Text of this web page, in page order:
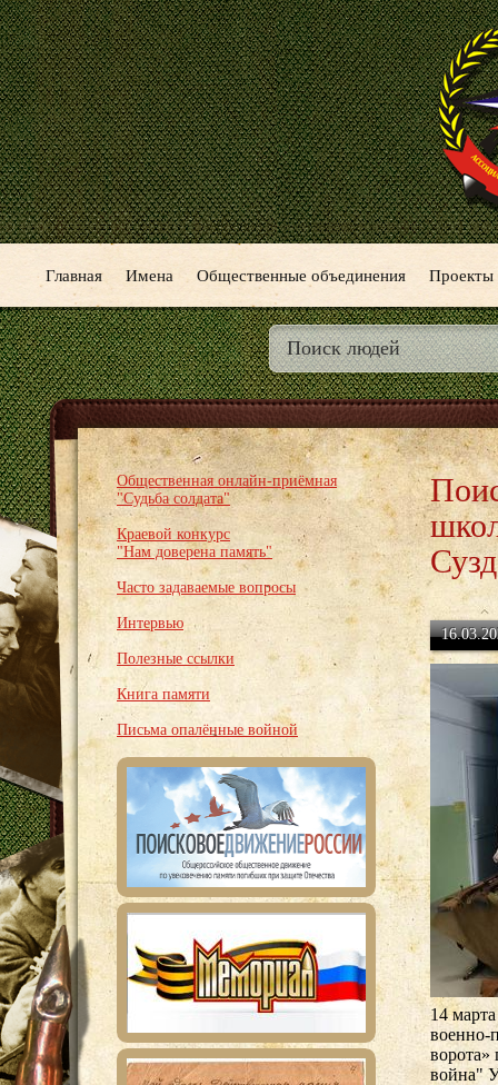
Главная Имена Общественные объединения Проекты
Общественная онлайн-приёмная
"Судьба солдата"
Краевой конкурс
"Нам доверена память"
Часто задаваемые вопросы
Интервью
Полезные ссылки
Книга памяти
Письма опалённые войной
14
военно-
ворота»
война"